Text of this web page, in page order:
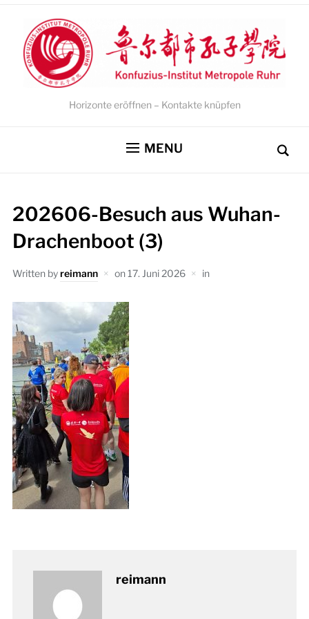
Horizonte eröffnen – Kontakte knüpfen
MENU
202606-Besuch aus Wuhan-
Drachenboot (3)
Written byreimann on17. Juni 2026 in
reimann